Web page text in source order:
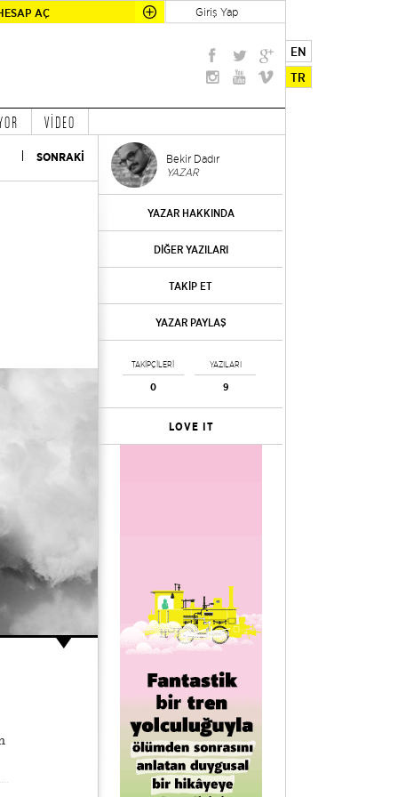
AÇ Giriş Yap
EN
TR
VİDEO
SONRAKİ Bekir Dadır
YAZAR
YAZAR HAKKINDA
DİĞER YAZILARI
TAKİP ET
YAZAR PAYLAŞ
TAKİPÇİLERİ
0
YAZILARI
9
LOVE IT